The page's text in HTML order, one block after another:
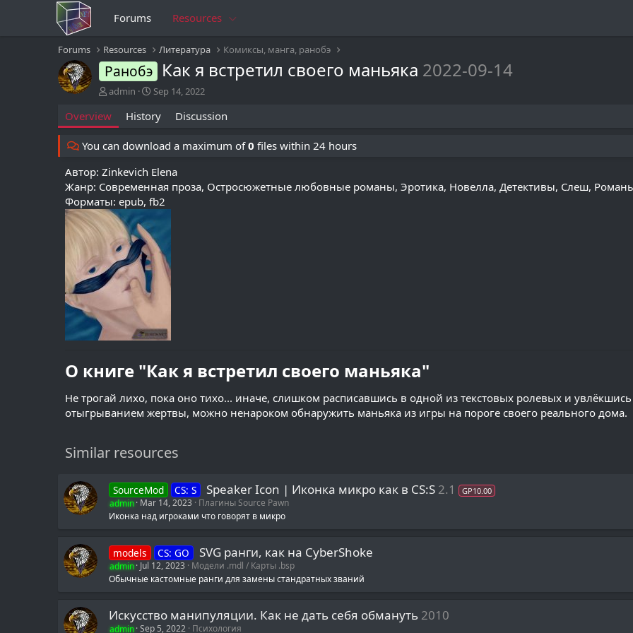
Forums Resources
Forums Resources Литература Комиксы, манга, ранобэ
Ранобэ Как я встретил своего маньяка 2022-09-14
A
t
h
o
admin
C
e
t
o
n
d
a
Sep 14, 2022
Overview History Discussion
You can download a maximum of0 files within 24 hours
Автор: Zinkevich Elena
Жанр: Современная проза, Остросюжетные любовные романы, Эротика, Новелла, Детективы, Слеш,
Форматы: epub, fb2
О книге "Как я встретил своего маньяка"​
Не трогай лихо, пока оно тихо... иначе, слишком расписавшись в одной из текстовых ролевых и увлёкшись
отыгрыванием жертвы, можно ненароком обнаружить маньяка из игры на пороге своего реального дома.
Similar resources
SourceMod CS: S Speaker Icon | Иконка микро как в CS:S 2.1 GP10.00
admin Mar 14, 2023
Плагины Source Pawn
Иконка над игроками что говорят в микро
models CS: GO SVG ранги, как на CyberShoke
admin Jul 12, 2023
Модели .mdl / Карты .bsp
Обычные кастомные ранги для замены стандратных званий
Искусство манипуляции. Как не дать себя обмануть 2010
admin Sep 5, 2022 Психология